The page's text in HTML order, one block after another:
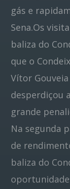
gás e
Sena.Os
baliza do
que o
Vítor Gouveia
desperdiçou
grande
Na segunda
de
baliza do